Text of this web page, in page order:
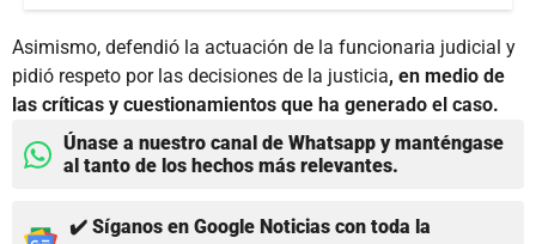
Asimismo, defendió la actuación de la funcionaria judicial y
pidió respeto por las decisiones de la justicia, en medio de
las críticas y cuestionamientos que ha generado el caso.
Únase a nuestro canal de Whatsapp y manténgase
al tanto de los hechos más relevantes.
✔️ Síganos en Google Noticias con toda la